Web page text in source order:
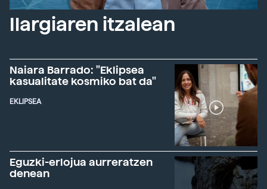
Ilargiaren itzalean
Naiara Barrado: "Eklipsea
kasualitate kosmiko bat da"
EKLIPSEA
Eguzki-erlojua aurreratzen
denean